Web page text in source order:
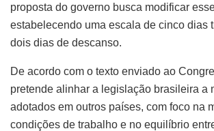
proposta do governo busca modificar
estabelecendo uma escala de cinco dias
dois dias de descanso.
De acordo com o texto enviado ao
pretende alinhar a legislação brasileira a
adotados em outros países, com foco na
condições de trabalho e no equilíbrio